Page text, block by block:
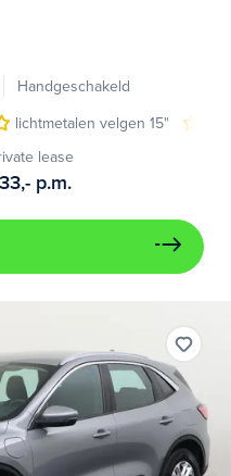
Handgeschakeld
lichtmetalen velgen 15"
lease
p.m.